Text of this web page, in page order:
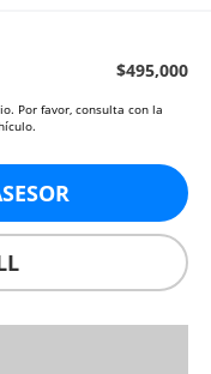
$495,000
Por favor, consulta con la